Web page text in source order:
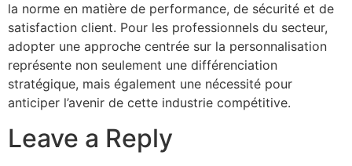
la norme en matière de performance, de sécurité et de
satisfaction client. Pour les professionnels du secteur,
adopter une approche centrée sur la personnalisation
représente non seulement une différenciation
stratégique, mais également une nécessité pour
anticiper l’avenir de cette industrie compétitive.
Leave a Reply